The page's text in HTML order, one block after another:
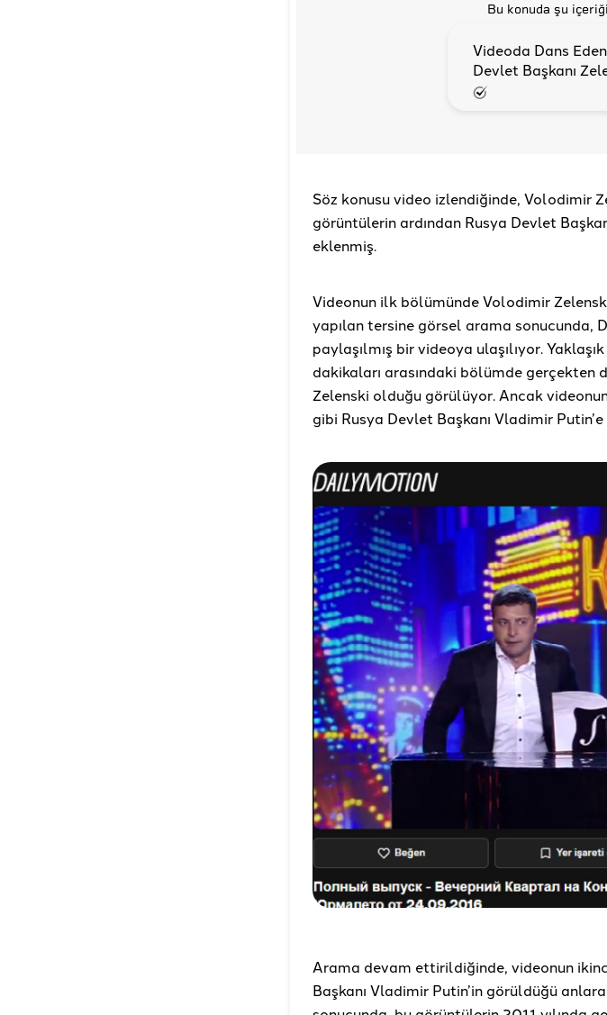
Bu konuda şu
Videoda Dans
Devlet Başkanı
Söz konusu video izlendiğinde, Volodimir
görüntülerin ardından Rusya Devlet
eklenmiş.
Videonun ilk bölümünde Volodimir
yapılan tersine görsel arama sonucunda,
paylaşılmış bir videoya ulaşılıyor.
dakikaları arasındaki bölümde gerçekten
Zelenski olduğu görülüyor. Ancak
gibi Rusya Devlet Başkanı Vladimir
Arama devam ettirildiğinde, videonun
Başkanı Vladimir Putin’in görüldüğü